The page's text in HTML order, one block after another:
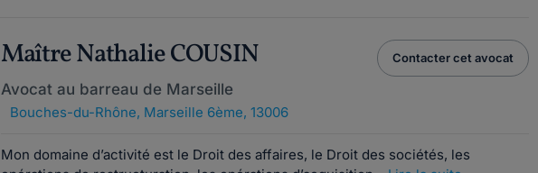
Maître Nathalie COUSIN
Avocat au barreau de Marseille
Bouches-du-Rhône, Marseille 6ème, 13006
Contacter cet avocat
Mon domaine d’activité est le Droit des affaires, le Droit des sociétés, les